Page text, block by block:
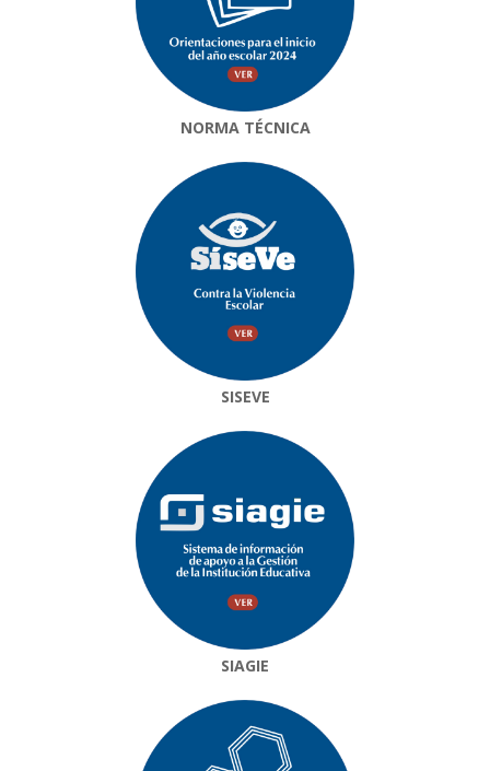
NORMA TÉCNICA
SISEVE
SIAGIE